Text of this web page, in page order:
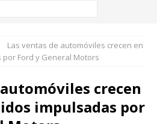
Las ventas de automóviles crecen en
Ford y General Motors
crecen
impulsadas por